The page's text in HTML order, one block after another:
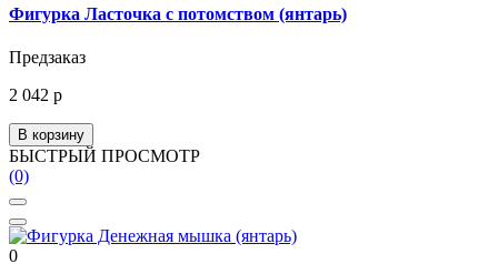
Фигурка Ласточка с потомством (янтарь)
Предзаказ
2 042 р
В корзину
БЫСТРЫЙ ПРОСМОТР
(0)
0